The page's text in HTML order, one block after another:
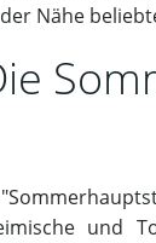
Nähe
und